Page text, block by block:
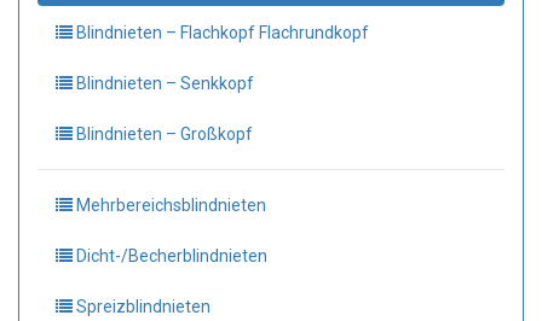
Blindnieten – Flachkopf Flachrundkopf
Blindnieten – Senkkopf
Blindnieten – Großkopf
Mehrbereichsblindnieten
Dicht-/Becherblindnieten
Spreizblindnieten